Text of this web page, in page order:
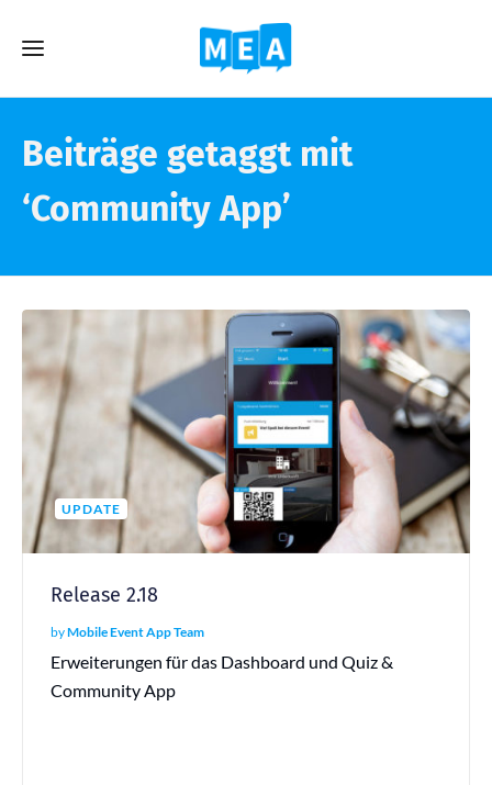
Beiträge getaggt mit
‘Community App’
UPDATE
Release 2.18
byMobile Event App Team
Erweiterungen für das Dashboard und Quiz &
Community App